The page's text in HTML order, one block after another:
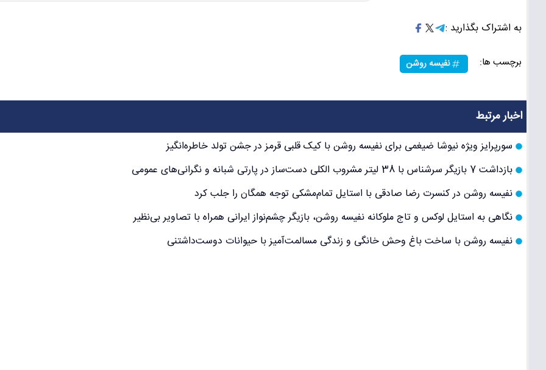
به اشتراک بگذارید :
برچسب ها: نفیسه روشن
اخبار مرتبط
سورپرایز ویژه نیوشا ضیغمی برای نفیسه روشن با کیک قلبی قرمز در جشن تولد خاطره‌انگیز
بازداشت 7 بازیگر سرشناس با 38 لیتر مشروب الکلی دست‌ساز در پارتی شبانه و نگرانی‌های عمومی
نفیسه روشن در کنسرت رضا صادقی با استایل تمام‌مشکی توجه همگان را جلب کرد
نگاهی به استایل لوکس و تاج ملوکانه نفیسه روشن، بازیگر چشم‌نواز ایرانی همراه با تصاویر بی‌نظیر
نفیسه روشن با ساخت باغ وحش خانگی و زندگی مسالمت‌آمیز با حیوانات دوست‌داشتنی